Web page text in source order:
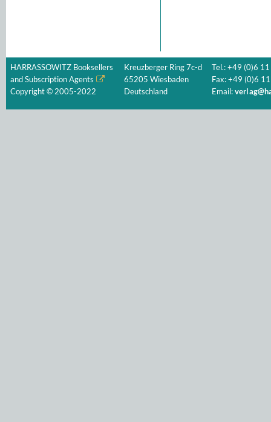
HARRASSOWITZ Booksellers
and Subscription Agents
Copyright © 2005-2022
Kreuzberger Ring 7c-d
65205 Wiesbaden
Deutschland
Tel.: +49 (0)6
Fax: +49 (0)6
Email: